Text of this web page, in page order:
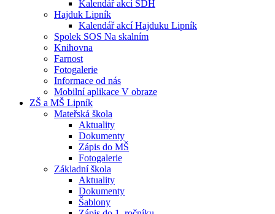
Kalendář akcí SDH
Hajduk Lipník
Kalendář akcí Hajduku Lipník
Spolek SOS Na skalním
Knihovna
Farnost
Fotogalerie
Informace od nás
Mobilní aplikace V obraze
ZŠ a MŠ Lipník
Mateřská škola
Aktuality
Dokumenty
Zápis do MŠ
Fotogalerie
Základní škola
Aktuality
Dokumenty
Šablony